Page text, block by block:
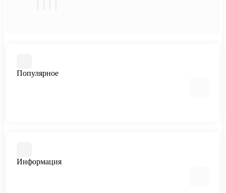
Популярное
Феминизированные
Информация